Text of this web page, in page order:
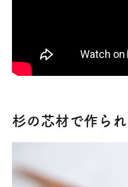
杉の芯材で作ら